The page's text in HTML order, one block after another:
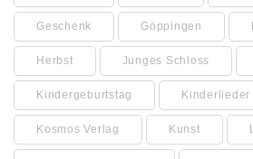
Geschenk Göppingen
Herbst Junges Schloss
Kindergeburtstag Kinderlieder
Kosmos Verlag Kunst